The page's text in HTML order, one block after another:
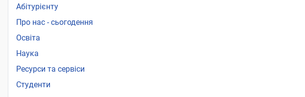
Абітурієнту
Про нас - сьогодення
Освіта
Наука
Ресурси та сервіси
Студенти